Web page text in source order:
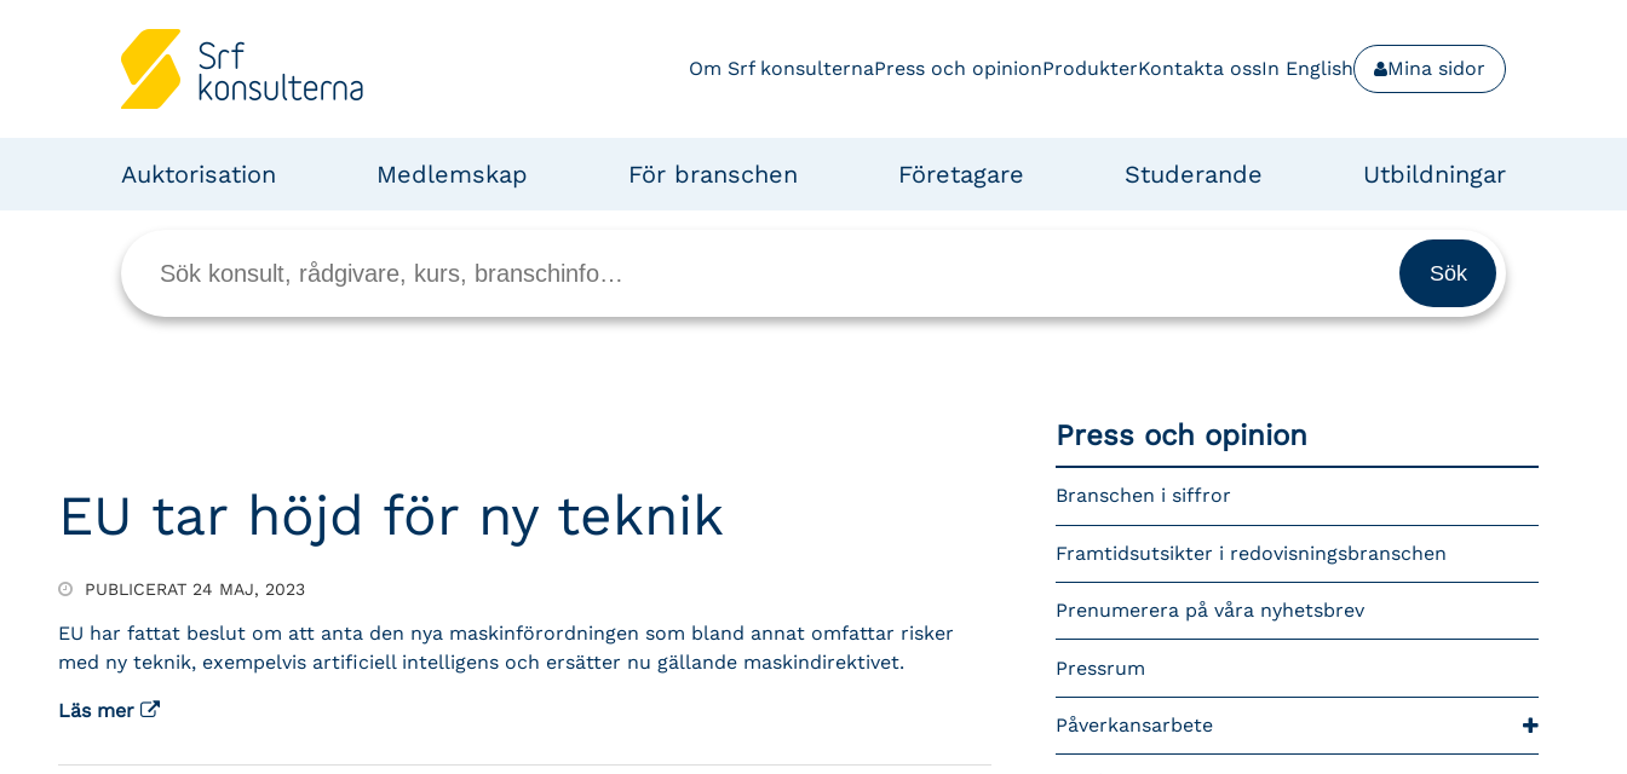
Om Srf konsulternaPress och opinionProdukterKontakta ossIn English Mina sidor
Auktorisation Medlemskap För branschen Företagare Studerande Utbildningar
EU tar höjd för ny teknik
PUBLICERAT 24 MAJ, 2023
EU har fattat beslut om att anta den nya maskinförordningen som bland annat omfattar risker
med ny teknik, exempelvis artificiell intelligens och ersätter nu gällande maskindirektivet.
Läs mer
Press och opinion
Branschen i siffror
Framtidsutsikter i redovisningsbranschen
Prenumerera på våra nyhetsbrev
Pressrum
Påverkansarbete